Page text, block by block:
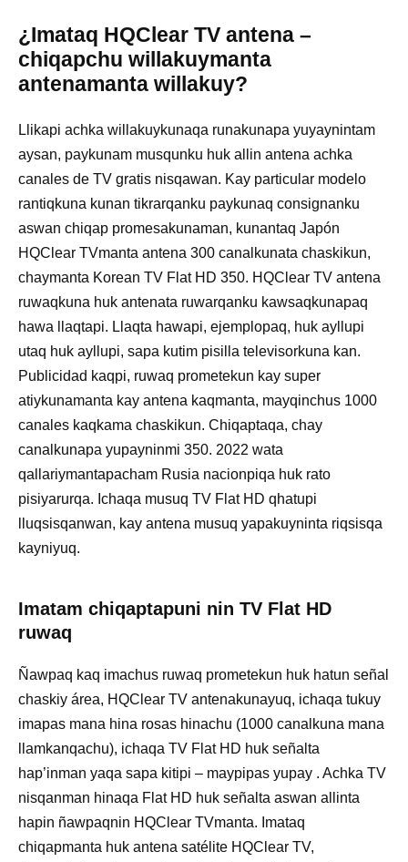
¿Imataq HQClear TV antena –
chiqapchu willakuymanta
antenamanta willakuy?
Llikapi achka willakuykunaqa runakunapa yuyaynintam
aysan, paykunam musqunku huk allin antena achka
canales de TV gratis nisqawan. Kay particular modelo
rantiqkuna kunan tikrarqanku paykunaq consignanku
aswan chiqap promesakunaman, kunantaq Japón
HQClear TVmanta antena 300 canalkunata chaskikun,
chaymanta Korean TV Flat HD 350. HQClear TV antena
ruwaqkuna huk antenata ruwarqanku kawsaqkunapaq
hawa llaqtapi. Llaqta hawapi, ejemplopaq, huk ayllupi
utaq huk ayllupi, sapa kutim pisilla televisorkuna kan.
Publicidad kaqpi, ruwaq prometekun kay super
atiykunamanta kay antena kaqmanta, mayqinchus 1000
canales kaqkama chaskikun. Chiqaptaqa, chay
canalkunapa yupayninmi 350. 2022 wata
qallariymantapacham Rusia nacionpiqa huk rato
pisiyarurqa. Ichaqa musuq TV Flat HD qhatupi
lluqsisqanwan, kay antena musuq yapakuyninta riqsisqa
kayniyuq.
Imatam chiqaptapuni nin TV Flat HD
ruwaq
Ñawpaq kaq imachus ruwaq prometekun huk hatun señal
chaskiy área, HQClear TV antenakunayuq, ichaqa tukuy
imapas mana hina rosas hinachu (1000 canalkuna mana
llamkanqachu), ichaqa TV Flat HD huk señalta
hap’inman yaqa sapa kitipi – maypipas yupay . Achka TV
nisqanman hinaqa Flat HD huk señalta aswan allinta
hapin ñawpaqnin HQClear TVmanta. Imataq
chiqapmanta huk antena satélite HQClear TV,